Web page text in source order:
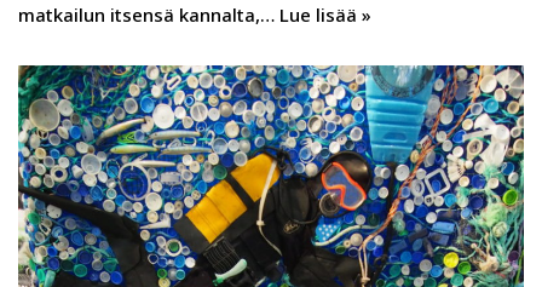
matkailun itsensä kannalta,… Lue lisää »